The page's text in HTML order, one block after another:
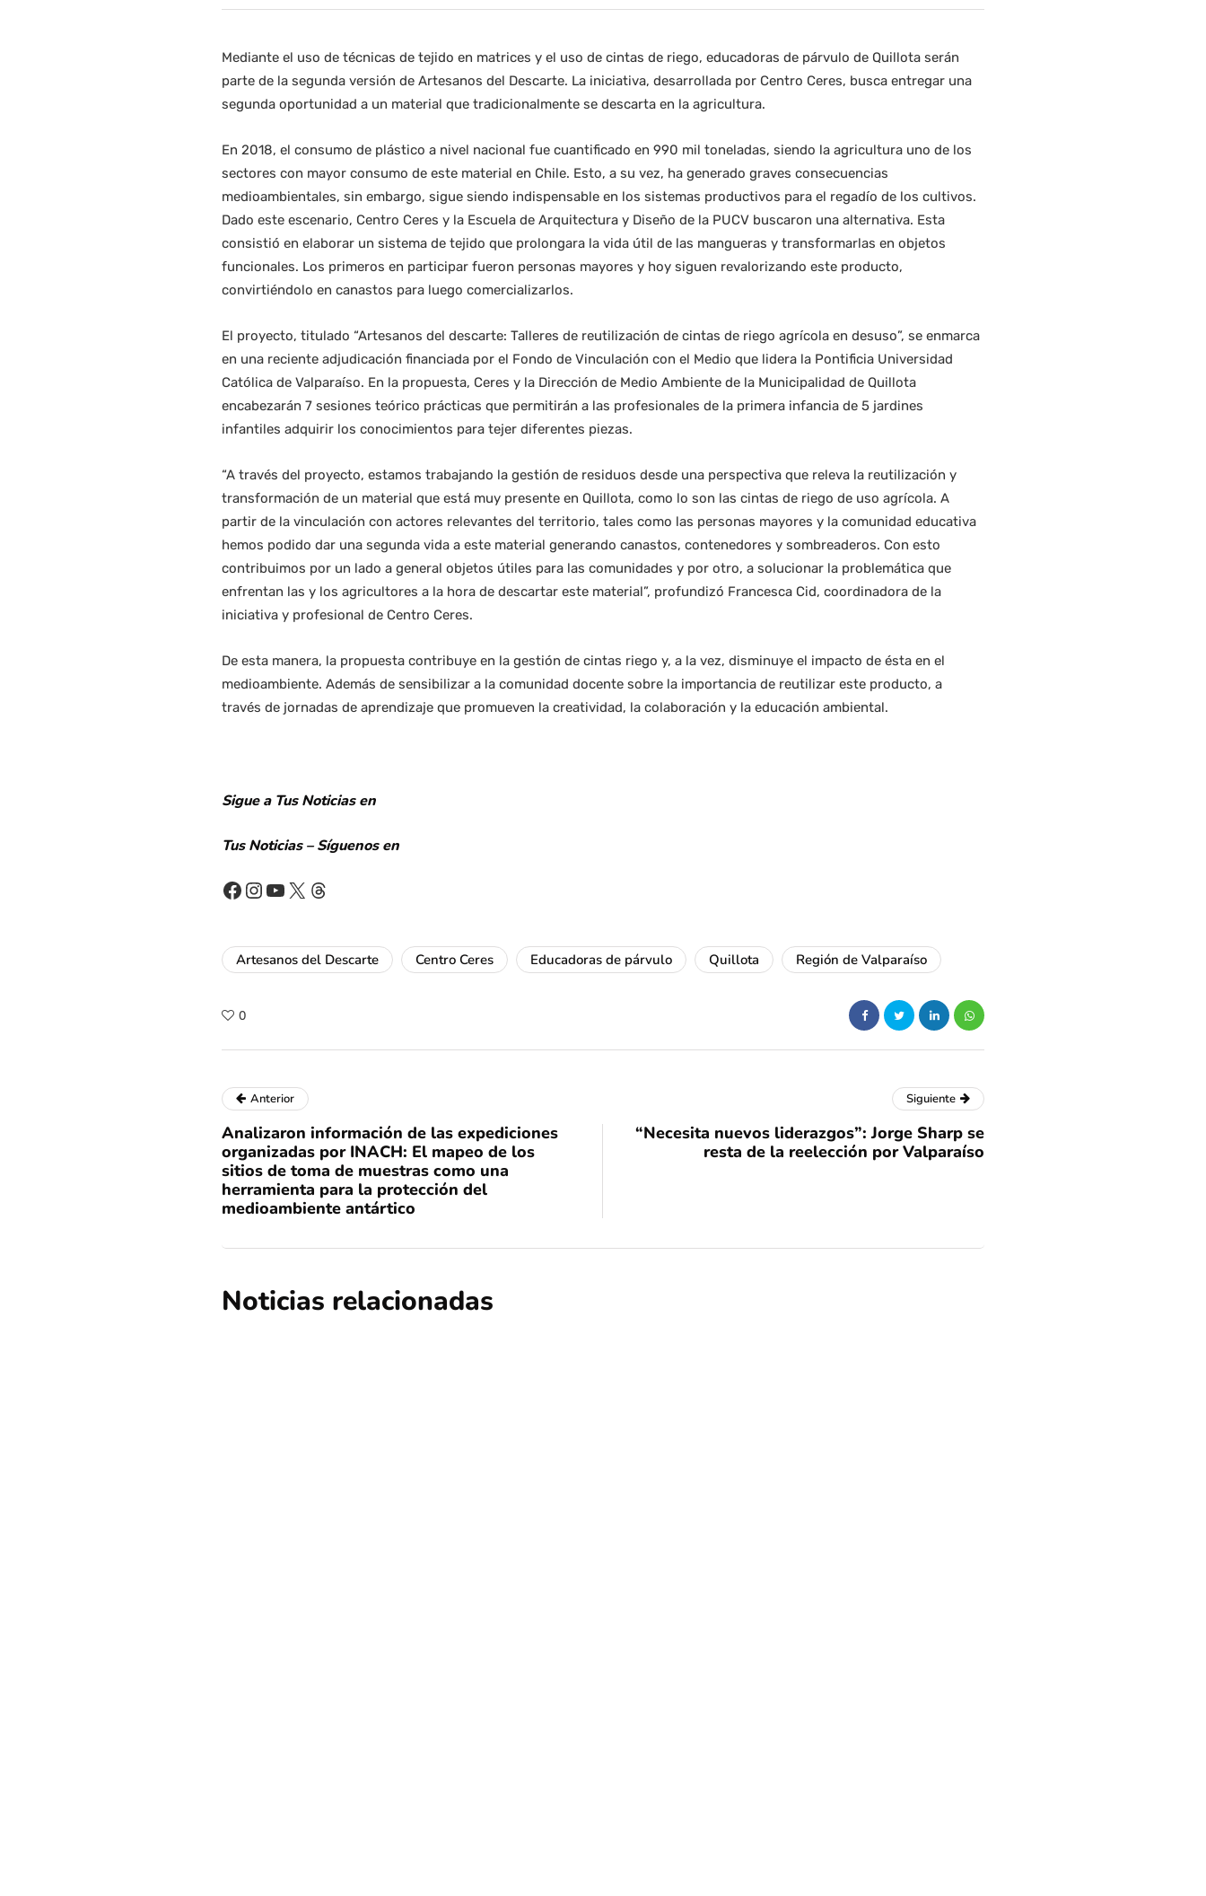
Mediante el uso de técnicas de tejido en matrices y el uso de cintas de riego, educadoras de párvulo de Quillota serán
parte de la segunda versión de Artesanos del Descarte. La iniciativa, desarrollada por Centro Ceres, busca entregar una
segunda oportunidad a un material que tradicionalmente se descarta en la agricultura.
En 2018, el consumo de plástico a nivel nacional fue cuantificado en 990 mil toneladas, siendo la agricultura uno de los
sectores con mayor consumo de este material en Chile. Esto, a su vez, ha generado graves consecuencias
medioambientales, sin embargo, sigue siendo indispensable en los sistemas productivos para el regadío de los cultivos.
Dado este escenario, Centro Ceres y la Escuela de Arquitectura y Diseño de la PUCV buscaron una alternativa. Esta
consistió en elaborar un sistema de tejido que prolongara la vida útil de las mangueras y transformarlas en objetos
funcionales. Los primeros en participar fueron personas mayores y hoy siguen revalorizando este producto,
convirtiéndolo en canastos para luego comercializarlos.
El proyecto, titulado “Artesanos del descarte: Talleres de reutilización de cintas de riego agrícola en desuso”, se enmarca
en una reciente adjudicación financiada por el Fondo de Vinculación con el Medio que lidera la Pontificia Universidad
Católica de Valparaíso. En la propuesta, Ceres y la Dirección de Medio Ambiente de la Municipalidad de Quillota
encabezarán 7 sesiones teórico prácticas que permitirán a las profesionales de la primera infancia de 5 jardines
infantiles adquirir los conocimientos para tejer diferentes piezas.
“A través del proyecto, estamos trabajando la gestión de residuos desde una perspectiva que releva la reutilización y
transformación de un material que está muy presente en Quillota, como lo son las cintas de riego de uso agrícola. A
partir de la vinculación con actores relevantes del territorio, tales como las personas mayores y la comunidad educativa
hemos podido dar una segunda vida a este material generando canastos, contenedores y sombreaderos. Con esto
contribuimos por un lado a general objetos útiles para las comunidades y por otro, a solucionar la problemática que
enfrentan las y los agricultores a la hora de descartar este material”, profundizó Francesca Cid, coordinadora de la
iniciativa y profesional de Centro Ceres.
De esta manera, la propuesta contribuye en la gestión de cintas riego y, a la vez, disminuye el impacto de ésta en el
medioambiente. Además de sensibilizar a la comunidad docente sobre la importancia de reutilizar este producto, a
través de jornadas de aprendizaje que promueven la creatividad, la colaboración y la educación ambiental.
Sigue a Tus Noticias en
Tus Noticias – Síguenos en
Facebook
Instagram
YouTube
X Threads
Artesanos del Descarte Centro Ceres Educadoras de párvulo Quillota Región de Valparaíso
0
Anterior
Analizaron información de las expediciones
organizadas por INACH: El mapeo de los
sitios de toma de muestras como una
herramienta para la protección del
medioambiente antártico
Siguiente
“Necesita nuevos liderazgos”: Jorge Sharp se
resta de la reelección por Valparaíso
Noticias relacionadas